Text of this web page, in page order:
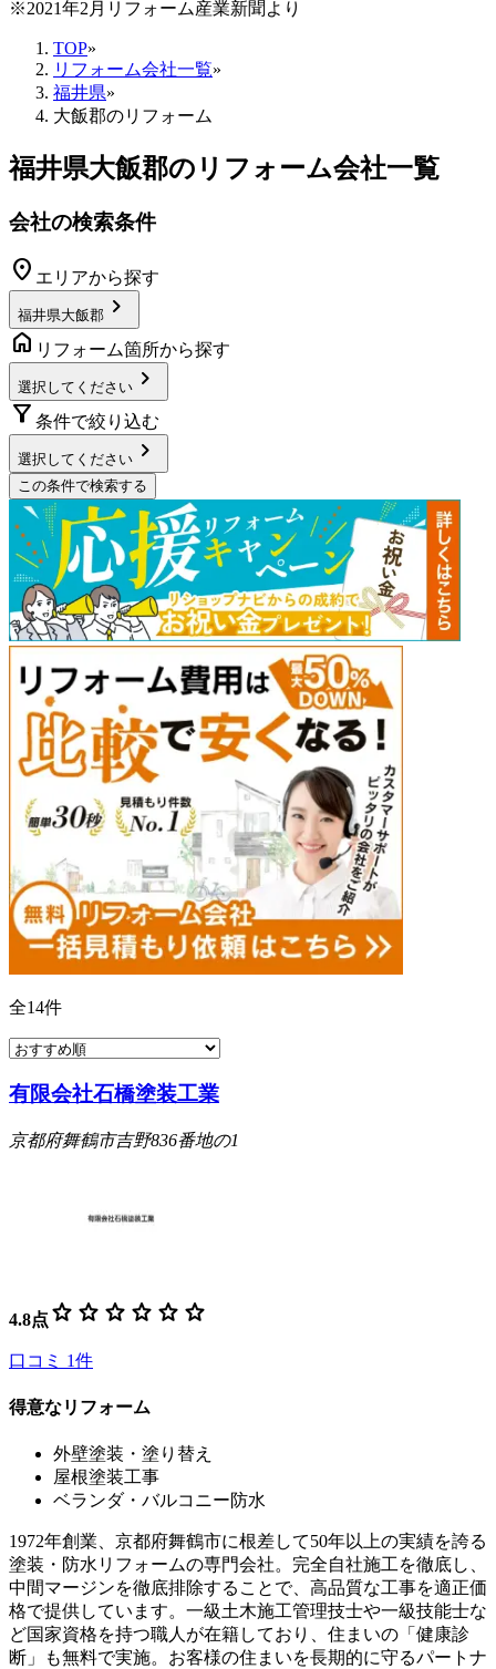
※2021年2月リフォーム産業新聞より
TOP»
リフォーム会社一覧»
福井県»
大飯郡のリフォーム
福井県大飯郡のリフォーム会社一覧
会社の検索条件
location_on エリアから探す
福井県大飯郡 chevron_right
home リフォーム箇所から探す
選択してください chevron_right
filter_alt 条件で絞り込む
選択してください chevron_right
この条件で検索する
全14件
有限会社石橋塗装工業
京都府舞鶴市吉野836番地の1
4.8点 star star star star star star
口コミ 1件
得意なリフォーム
外壁塗装・塗り替え
屋根塗装工事
ベランダ・バルコニー防水
1972年創業、京都府舞鶴市に根差して50年以上の実績を誇る
塗装・防水リフォームの専門会社。完全自社施工を徹底し、
中間マージンを徹底排除することで、高品質な工事を適正価
格で提供しています。一級土木施工管理技士や一級技能士な
ど国家資格を持つ職人が在籍しており、住まいの「健康診
断」も無料で実施。お客様の住まいを長期的に守るパートナ